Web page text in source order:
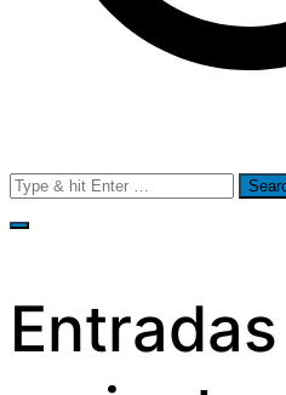
Search
for:
Entradas